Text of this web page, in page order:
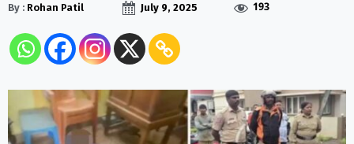
By : Rohan Patil July 9, 2025 193